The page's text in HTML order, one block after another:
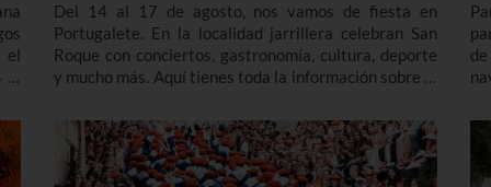
el
al
Del 14 al 17 de agosto, nos vamos de fiesta en
Portugalete. En la localidad jarrillera celebran San
Roque con conciertos, gastronomía, cultura, deporte
y mucho más. Aquí tienes toda la información sobre el
de las prefiestas, que empiezan varios días antes.